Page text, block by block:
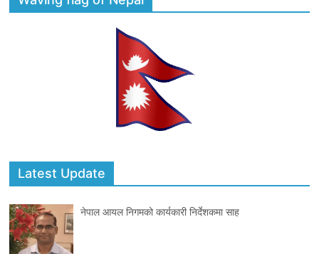
Latest Update
नेपाल आयल निगमको कार्यकारी निर्देशकमा साह